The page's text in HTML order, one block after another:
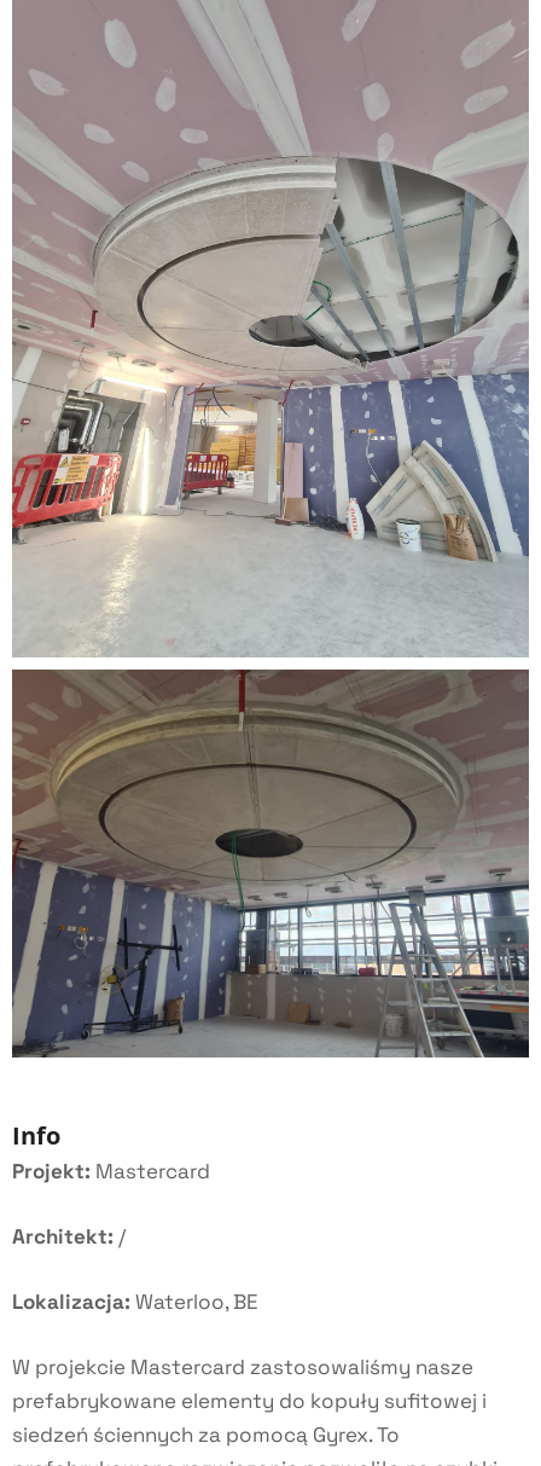
Info
Projekt: Mastercard
Architekt: /
Lokalizacja: Waterloo, BE
W projekcie Mastercard zastosowaliśmy nasze
prefabrykowane elementy do kopuły sufitowej i
siedzeń ściennych za pomocą Gyrex. To